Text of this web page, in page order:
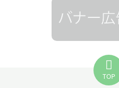
TOP